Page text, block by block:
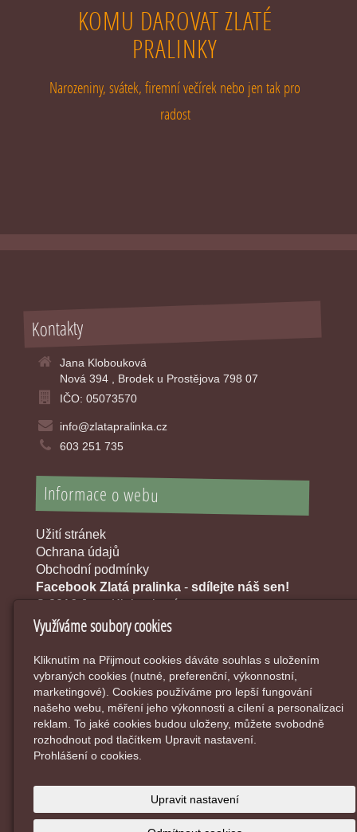
KOMU DAROVAT ZLATÉ
PRALINKY
Narozeniny, svátek, firemní večírek nebo jen tak pro
radost
Kontakty
Jana Klobouková
Nová 394 , Brodek u Prostějova 798 07
IČO: 05073570
info@zlatapralinka.cz
603 251 735
Informace o webu
Užití stránek
Ochrana údajů
Obchodní podmínky
Facebook Zlatá pralinka - sdílejte náš sen!
© 2016 Jana Klobouková
Využíváme soubory cookies
Kliknutím na Přijmout cookies dáváte souhlas s uložením
vybraných cookies (nutné, preferenční, výkonnostní,
marketingové). Cookies používáme pro lepší fungování
našeho webu, měření jeho výkonnosti a cílení a personalizaci
reklam. To jaké cookies budou uloženy, můžete svobodně
rozhodnout pod tlačítkem Upravit nastavení.
Prohlášení o cookies.
Upravit nastavení